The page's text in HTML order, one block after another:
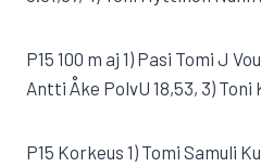
P15 100 m aj 1) Pasi Tomi J
Antti Åke PolvU 18,53, 3)
P15 Korkeus 1) Tomi Samuli